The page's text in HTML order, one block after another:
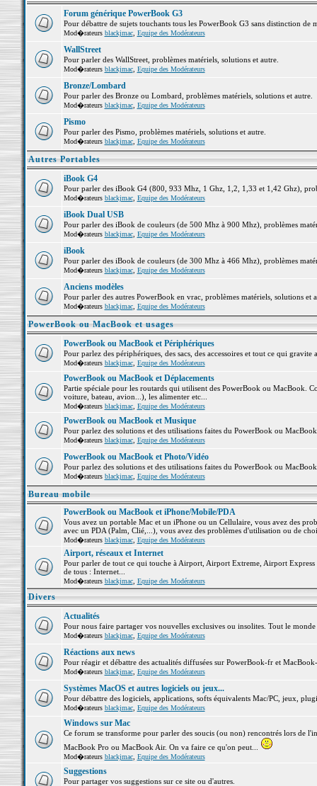
Forum générique PowerBook G3
Pour débattre de sujets touchants tous les PowerBook G3 sans distinction de
Mod�rateurs blackjmac, Equipe des Modérateurs
WallStreet
Pour parler des WallStreet, problèmes matériels, solutions et autre.
Mod�rateurs blackjmac, Equipe des Modérateurs
Bronze/Lombard
Pour parler des Bronze ou Lombard, problèmes matériels, solutions et autre.
Mod�rateurs blackjmac, Equipe des Modérateurs
Pismo
Pour parler des Pismo, problèmes matériels, solutions et autre.
Mod�rateurs blackjmac, Equipe des Modérateurs
Autres Portables
iBook G4
Pour parler des iBook G4 (800, 933 Mhz, 1 Ghz, 1,2, 1,33 et 1,42 Ghz),
Mod�rateurs blackjmac, Equipe des Modérateurs
iBook Dual USB
Pour parler des iBook de couleurs (de 500 Mhz à 900 Mhz), problèmes
Mod�rateurs blackjmac, Equipe des Modérateurs
iBook
Pour parler des iBook de couleurs (de 300 Mhz à 466 Mhz), problèmes
Mod�rateurs blackjmac, Equipe des Modérateurs
Anciens modèles
Pour parler des autres PowerBook en vrac, problèmes matériels, solutions et
Mod�rateurs blackjmac, Equipe des Modérateurs
PowerBook ou MacBook et usages
PowerBook ou MacBook et Périphériques
Pour parlez des périphériques, des sacs, des accessoires et tout ce qui
Mod�rateurs blackjmac, Equipe des Modérateurs
PowerBook ou MacBook et Déplacements
Partie spéciale pour les routards qui utilisent des PowerBook ou MacBook.
voiture, bateau, avion...), les alimenter etc...
Mod�rateurs blackjmac, Equipe des Modérateurs
PowerBook ou MacBook et Musique
Pour parlez des solutions et des utilisations faites du PowerBook ou
Mod�rateurs blackjmac, Equipe des Modérateurs
PowerBook ou MacBook et Photo/Vidéo
Pour parlez des solutions et des utilisations faites du PowerBook ou
Mod�rateurs blackjmac, Equipe des Modérateurs
Bureau mobile
PowerBook ou MacBook et iPhone/Mobile/PDA
Vous avez un portable Mac et un iPhone ou un Cellulaire, vous avez des
avec un PDA (Palm, Clié,...), vous avez des problèmes d'utilisation ou de
Mod�rateurs blackjmac, Equipe des Modérateurs
Airport, réseaux et Internet
Pour parler de tout ce qui touche à Airport, Airport Extreme, Airport
de tous : Internet...
Mod�rateurs blackjmac, Equipe des Modérateurs
Divers
Actualités
Pour nous faire partager vos nouvelles exclusives ou insolites. Tout le
Mod�rateurs blackjmac, Equipe des Modérateurs
Réactions aux news
Pour réagir et débattre des actualités diffusées sur PowerBook-fr et
Mod�rateurs blackjmac, Equipe des Modérateurs
Systèmes MacOS et autres logiciels ou jeux...
Pour débattre des logiciels, applications, softs équivalents Mac/PC, jeux,
Mod�rateurs blackjmac, Equipe des Modérateurs
Windows sur Mac
Ce forum se transforme pour parler des soucis (ou non) rencontrés lors de
MacBook Pro ou MacBook Air. On va faire ce qu'on peut...
Mod�rateurs blackjmac, Equipe des Modérateurs
Suggestions
Pour partager vos suggestions sur ce site ou d'autres.